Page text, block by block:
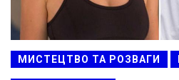
МИСТЕЦТВО ТА РОЗВАГИ